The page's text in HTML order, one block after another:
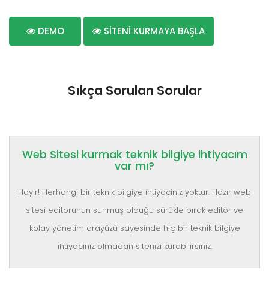
DEMO SİTENİ KURMAYA BAŞLA
Sıkça Sorulan Sorular
Web Sitesi kurmak teknik bilgiye ihtiyacım
var mı?
Hayır! Herhangi bir teknik bilgiye ihtiyaciniz yoktur. Hazır web
sitesi editorunun sunmuş olduğu sürükle bırak editör ve
kolay yönetim arayüzü sayesinde hiç bir teknik bilgiye
ihtiyacınız olmadan sitenizi kurabilirsiniz.